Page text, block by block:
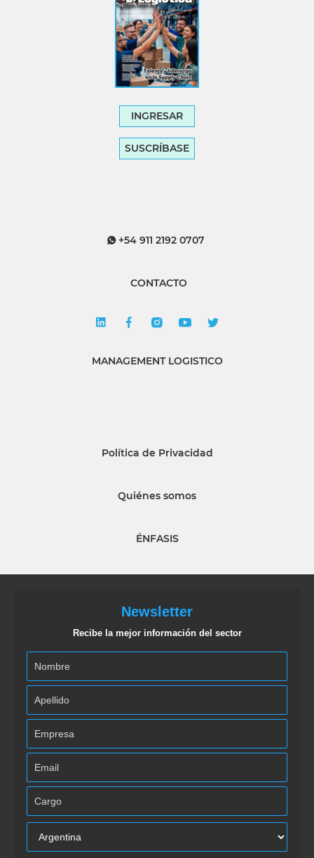
INGRESAR
SUSCRÍBASE
+54 911 2192 0707
CONTACTO
MANAGEMENT LOGISTICO
Política de Privacidad
Quiénes somos
ÉNFASIS
Newsletter
Recibe la mejor información del sector